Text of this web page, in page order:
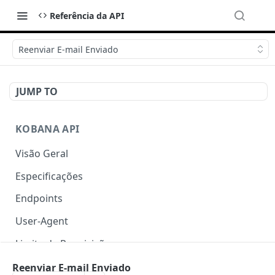
Referência da API
Reenviar E-mail Enviado
JUMP TO
KOBANA API
Visão Geral
Especificações
Endpoints
User-Agent
Limite de Requisições
Autenticação
Reenviar E-mail Enviado